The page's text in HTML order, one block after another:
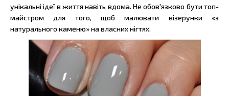
унікальні ідеї в життя навіть вдома. Не обов'язково бути топ-
майстром для того, щоб малювати візерунки «з
натурального каменю» на власних нігтях.